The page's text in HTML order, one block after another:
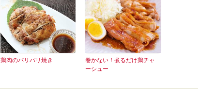
鶏肉のパリパリ焼き
巻かない！煮るだけ鶏チャ
ーシュー